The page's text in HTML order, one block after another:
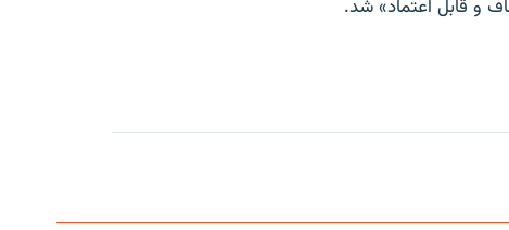
و قابل اعتماد» شد.